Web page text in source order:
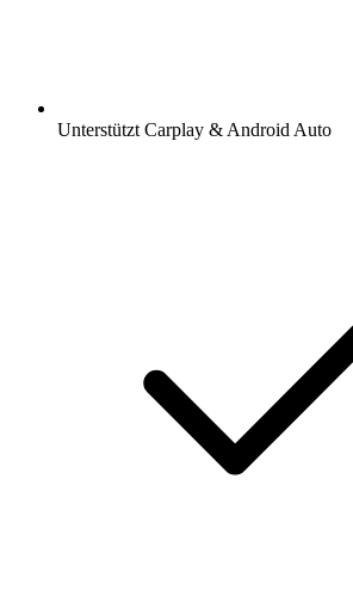
Unterstützt Carplay & Android Auto